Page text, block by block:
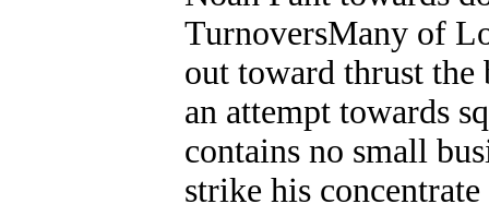
TurnoversMany of
out toward thrust
an attempt towards
contains no small
strike his